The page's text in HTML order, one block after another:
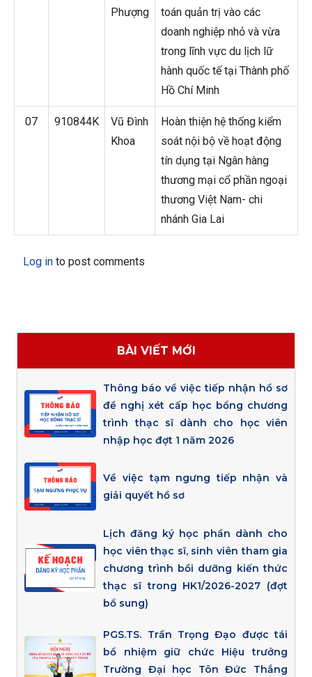
Phượng
toán quản trị vào các
doanh nghiệp nhỏ và vừa
trong lĩnh vực du lịch lữ
hành quốc tế tại Thành phố
Hồ Chí Minh
07 910844K
Vũ Đình
Khoa
Hoàn thiện hệ thống kiểm
soát nội bộ về hoạt động
tín dụng tại Ngân hàng
thương mại cổ phần ngoại
thương Việt Nam- chi
nhánh Gia Lai
Log in to post comments
BÀI VIẾT MỚI
Thông báo về việc tiếp nhận hồ sơ
đề nghị xét cấp học bổng chương
trình thạc sĩ dành cho học viên
nhập học đợt 1 năm 2026
Về việc tạm ngưng tiếp nhận và
giải quyết hồ sơ
Lịch đăng ký học phần dành cho
học viên thạc sĩ, sinh viên tham gia
chương trình bồi dưỡng kiến thức
thạc sĩ trong HK1/2026-2027 (đợt
bổ sung)
PGS.TS. Trần Trọng Đạo được tái
bổ nhiệm giữ chức Hiệu trưởng
Trường Đại học Tôn Đức Thắng